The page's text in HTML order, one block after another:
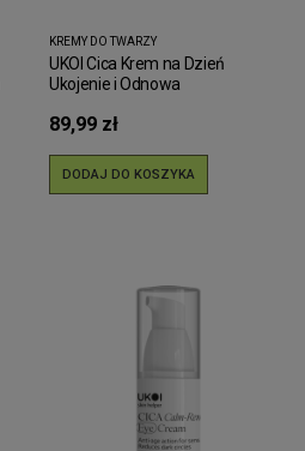
KREMY DO TWARZY
UKOI Cica Krem na Dzień
Ukojenie i Odnowa
89,99 zł
DODAJ DO KOSZYKA